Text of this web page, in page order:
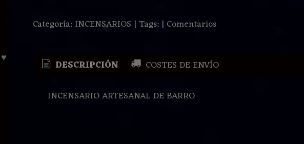
Categoría:INCENSARIOS | Tags: | Comentarios
DESCRIPCIÓN COSTES DE ENVÍO
INCENSARIO ARTESANAL DE BARRO